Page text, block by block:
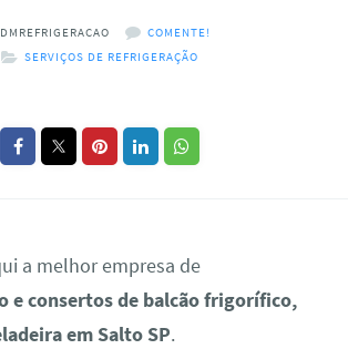
COMENTE!
SERVIÇOS DE REFRIGERAÇÃO
a melhor empresa de
e consertos de balcão frigorífico,
em Salto SP.